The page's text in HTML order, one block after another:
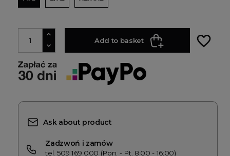
Add to basket favorite_border
Ask about product
Zadzwoń i zamów
tel. 509 169 000 (Pon. - Pt. 8:00 - 16:00)